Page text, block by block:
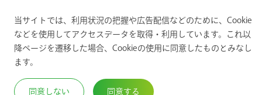
Copyright © 2024. ネオメディカル株式会社. All Rights
プライバシーポリシー
当サイトでは、利用状況の把握や広告配信などのために、Cookie
などを使用してアクセスデータを取得・利用しています。これ以
降ページを遷移した場合、Cookieの使用に同意したものとみなし
ます。
同意しない 同意する